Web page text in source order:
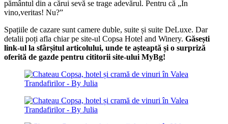
pământul din a cărui sevă se trage adevărul. Pentru că „In
vino,veritas! Nu?”
Spațiile de cazare sunt camere duble, suite și suite DeLuxe. Dar
detalii poți afla chiar pe site-ul Copsa Hotel and Winery. Găsești
link-ul la sfârșitul articolului, unde te așteaptă și o surpriză
oferită de gazde pentru cititorii site-ului MyBg!